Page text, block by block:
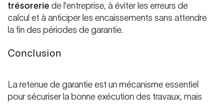
trésorerie de l'entreprise, à éviter les erreurs de
calcul et à anticiper les encaissements sans attendre
la fin des périodes de garantie.
Conclusion
La retenue de garantie est un mécanisme essentiel
pour sécuriser la bonne exécution des travaux, mais